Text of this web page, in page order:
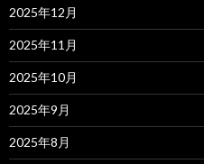
2025年12月
2025年11月
2025年10月
2025年9月
2025年8月